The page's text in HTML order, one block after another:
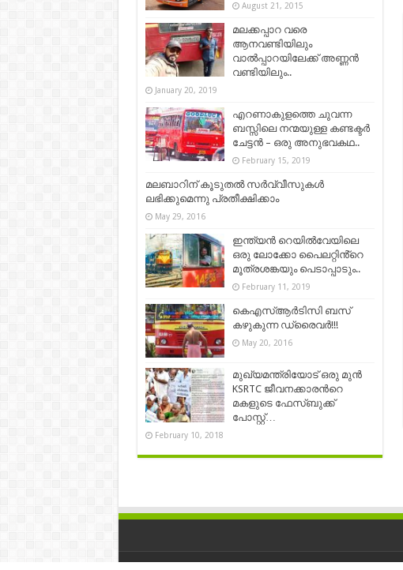
August 21, 2015
മലക്കപ്പാറ വരെ
ആനവണ്ടിയിലും
വാൽപ്പാറയിലേക്ക് അണ്ണൻ
വണ്ടിയിലും..
January 20, 2019
എറണാകുളത്തെ ചുവന്ന
ബസ്സിലെ നന്മയുള്ള കണ്ടക്ടർ
ചേട്ടൻ – ഒരു അനുഭവകഥ..
February 15, 2019
മലബാറിന് കൂടുതല്‍ സര്‍വ്വീസുകള്‍
ലഭിക്കുമെന്നു പ്രതീക്ഷിക്കാം
May 29, 2016
ഇന്ത്യൻ റെയിൽവേയിലെ
ഒരു ലോക്കോ പൈലറ്റിൻ്റെ
മൂത്രശങ്കയും പെടാപ്പാടും..
February 11, 2019
കെഎസ്ആര്‍ടിസി ബസ്
കഴുകുന്ന ഡ്രൈവര്‍!!!
May 20, 2016
മുഖ്യമന്ത്രിയോട് ഒരു മുന്‍
KSRTC ജീവനക്കാരന്‍റെ
മകളുടെ ഫേസ്ബുക്ക്
പോസ്റ്റ്…
February 10, 2018